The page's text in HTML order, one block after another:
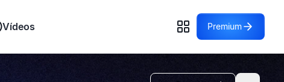
Vídeos Premium